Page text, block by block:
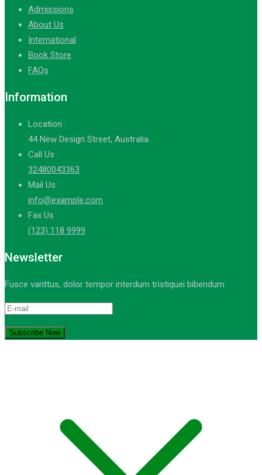
Admissions
About Us
International
Book Store
FAQs
Information
Location :
44 New Design Street, Australia
Call Us :
32480043363
Mail Us :
info@example.com
Fax Us :
(123) 118 9999
Newsletter
Fusce varittus, dolor tempor interdum tristiquei bibendum